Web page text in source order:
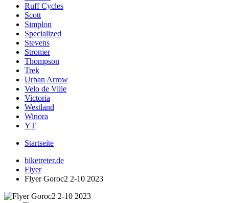
Ruff Cycles
Scott
Simplon
Specialized
Stevens
Stromer
Thompson
Trek
Urban Arrow
Velo de Ville
Victoria
Westland
Winora
YT
Startseite
biketreter.de
Flyer
Flyer Goroc2 2-10 2023